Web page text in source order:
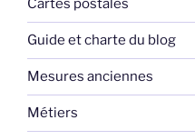
Cartes postales
Guide et charte du blog
Mesures anciennes
Métiers